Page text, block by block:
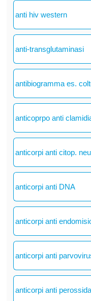
anti hiv western
anti-transglutaminasi
antibiogramma es.
anticoprpo anti
anticorpi anti citop.
anticorpi anti DNA
anticorpi anti
anticorpi anti
anticorpi anti